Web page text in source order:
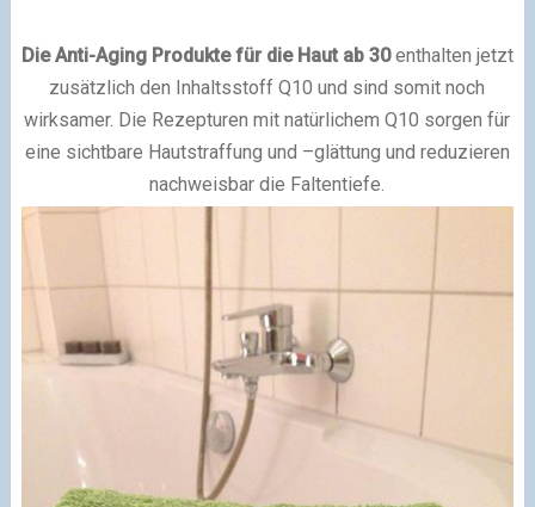
Die Anti-Aging Produkte für die Haut ab 30enthalten jetzt
zusätzlich den Inhaltsstoff Q10 und sind somit noch
wirksamer. Die Rezepturen mit natürlichem Q10 sorgen für
eine sichtbare Hautstraffung und –glättung und reduzieren
nachweisbar die Faltentiefe.